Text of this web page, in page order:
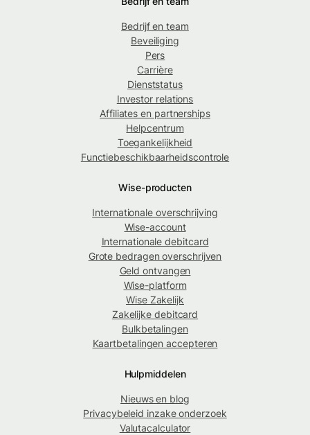
Bedrijf en team
Beveiliging
Pers
Carrière
Dienststatus
Investor relations
Affiliates en partnerships
Helpcentrum
Toegankelijkheid
Functiebeschikbaarheidscontrole
Wise-producten
Internationale overschrijving
Wise-account
Internationale debitcard
Grote bedragen overschrijven
Geld ontvangen
Wise-platform
Wise Zakelijk
Zakelijke debitcard
Bulkbetalingen
Kaartbetalingen accepteren
Hulpmiddelen
Nieuws en blog
Privacybeleid inzake onderzoek
Valutacalculator